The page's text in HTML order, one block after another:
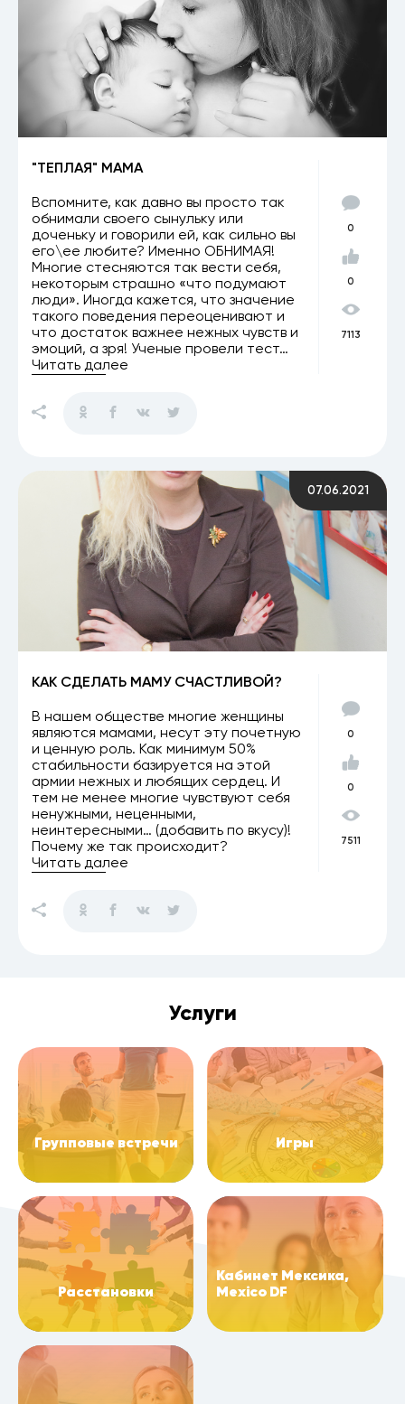
"ТЕПЛАЯ" МАМА
Вспомните, как давно вы просто так
обнимали своего сынульку или
доченьку и говорили ей, как сильно вы
его\ее любите? Именно ОБНИМАЯ!
Многие стесняются так вести себя,
некоторым страшно «что подумают
люди». Иногда кажется, что значение
такого поведения переоценивают и
что достаток важнее нежных чувств и
эмоций, а зря! Ученые провели тест…
Читать далее
0
0
7113
07.06.2021
КАК СДЕЛАТЬ МАМУ СЧАСТЛИВОЙ?
В нашем обществе многие женщины
являются мамами, несут эту почетную
и ценную роль. Как минимум 50%
стабильности базируется на этой
армии нежных и любящих сердец. И
тем не менее многие чувствуют себя
ненужными, неценными,
неинтересными… (добавить по вкусу)!
Почему же так происходит?
Читать далее
0
0
7511
Услуги
Групповые встречи Игры
Расстановки
Кабинет Мексика,
Mexico DF